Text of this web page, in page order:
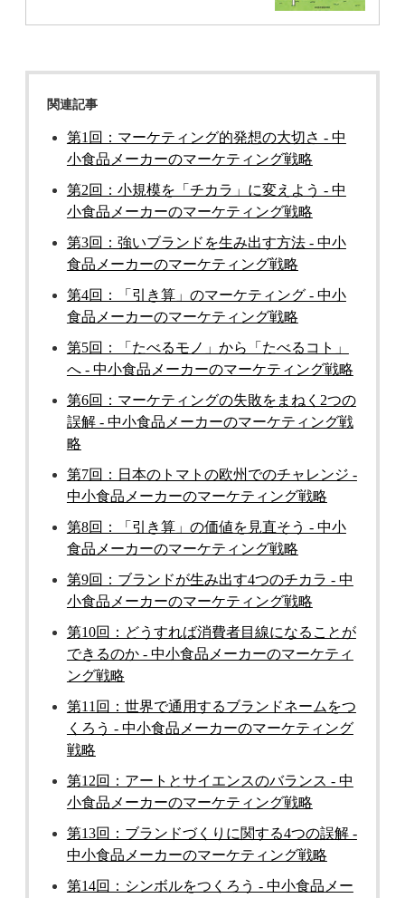
関連記事
第1回：マーケティング的発想の大切さ - 中
小食品メーカーのマーケティング戦略
第2回：小規模を「チカラ」に変えよう - 中
小食品メーカーのマーケティング戦略
第3回：強いブランドを生み出す方法 - 中小
食品メーカーのマーケティング戦略
第4回：「引き算」のマーケティング - 中小
食品メーカーのマーケティング戦略
第5回：「たべるモノ」から「たべるコト」
へ - 中小食品メーカーのマーケティング戦略
第6回：マーケティングの失敗をまねく2つの
誤解 - 中小食品メーカーのマーケティング戦
略
第7回：日本のトマトの欧州でのチャレンジ -
中小食品メーカーのマーケティング戦略
第8回：「引き算」の価値を見直そう - 中小
食品メーカーのマーケティング戦略
第9回：ブランドが生み出す4つのチカラ - 中
小食品メーカーのマーケティング戦略
第10回：どうすれば消費者目線になることが
できるのか - 中小食品メーカーのマーケティ
ング戦略
第11回：世界で通用するブランドネームをつ
くろう - 中小食品メーカーのマーケティング
戦略
第12回：アートとサイエンスのバランス - 中
小食品メーカーのマーケティング戦略
第13回：ブランドづくりに関する4つの誤解 -
中小食品メーカーのマーケティング戦略
第14回：シンボルをつくろう - 中小食品メー